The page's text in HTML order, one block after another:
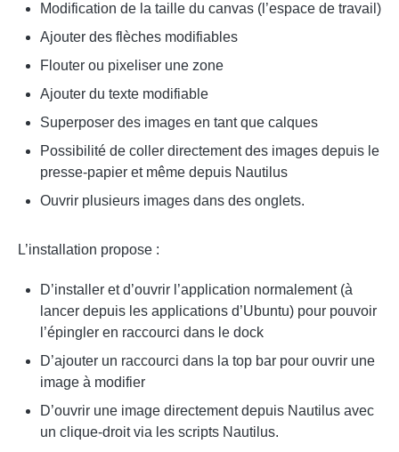
Modification de la taille du canvas (l’espace de travail)
Ajouter des flèches modifiables
Flouter ou pixeliser une zone
Ajouter du texte modifiable
Superposer des images en tant que calques
Possibilité de coller directement des images depuis le
presse-papier et même depuis Nautilus
Ouvrir plusieurs images dans des onglets.
L’installation propose :
D’installer et d’ouvrir l’application normalement (à
lancer depuis les applications d’Ubuntu) pour pouvoir
l’épingler en raccourci dans le dock
D’ajouter un raccourci dans la top bar pour ouvrir une
image à modifier
D’ouvrir une image directement depuis Nautilus avec
un clique-droit via les scripts Nautilus.